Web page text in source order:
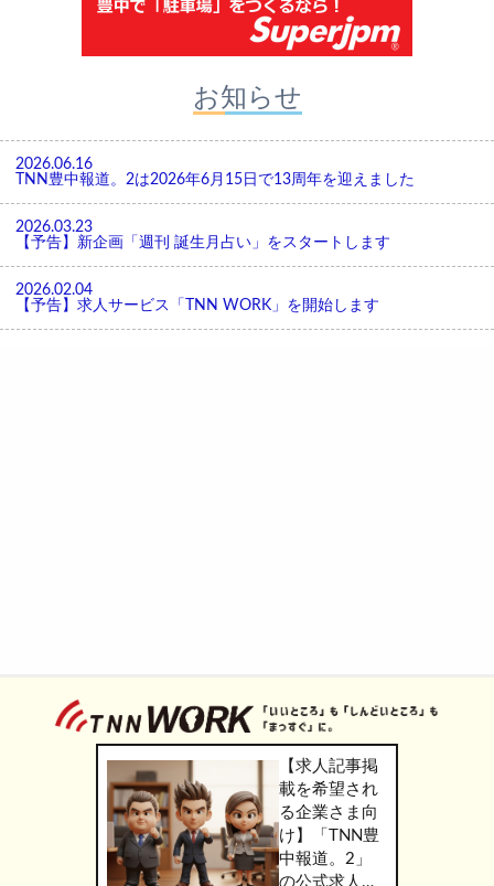
お知らせ
2026.06.16
TNN豊中報道。2は2026年6月15日で13周年を迎えました
2026.03.23
【予告】新企画「週刊 誕生月占い」をスタートします
2026.02.04
【予告】求人サービス「TNN WORK」を開始します
【求人記事掲
載を希望され
る企業さま向
け】「TNN豊
中報道。2」
の公式求人情